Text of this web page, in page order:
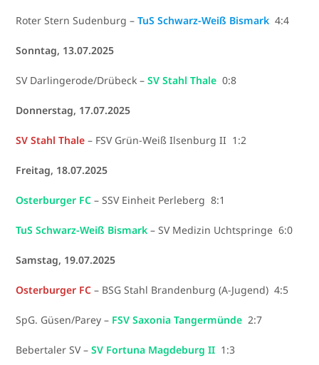
Roter Stern Sudenburg –TuS Schwarz-Weiß Bismark 4:4
Sonntag, 13.07.2025
SV Darlingerode/Drübeck –SV Stahl Thale 0:8
Donnerstag, 17.07.2025
SV Stahl Thale– FSV Grün-Weiß Ilsenburg II 1:2
Freitag, 18.07.2025
Osterburger FC– SSV Einheit Perleberg 8:1
TuS Schwarz-Weiß Bismark– SV Medizin Uchtspringe 6:0
Samstag, 19.07.2025
Osterburger FC – BSG Stahl Brandenburg (A-Jugend) 4:5
SpG. Güsen/Parey – FSV Saxonia Tangermünde 2:7
Bebertaler SV –SV Fortuna Magdeburg II 1:3